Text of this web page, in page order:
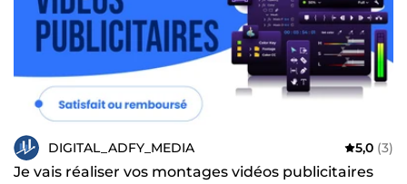
DIGITAL_ADFY_MEDIA 5,0 (3)
Je vais réaliser vos montages vidéos publicitaires